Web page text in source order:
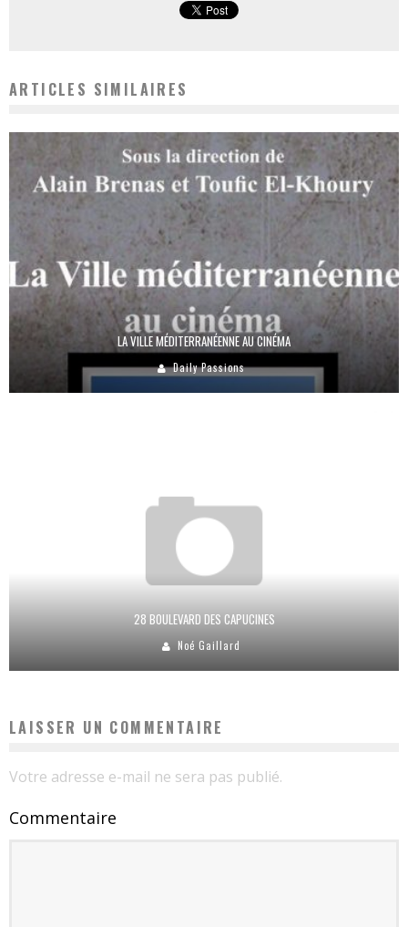
ARTICLES SIMILAIRES
LA VILLE MÉDITERRANÉENNE AU CINÉMA
Daily Passions
28 BOULEVARD DES CAPUCINES
Noé Gaillard
LAISSER UN COMMENTAIRE
Votre adresse e-mail ne sera pas publié.
Commentaire